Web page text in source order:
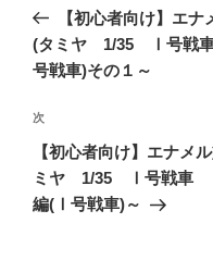
ナ
ビ
ー
シ
ョ
ン
の
投
稿
【初心者向け】エ
(タミヤ 1/35 Ⅰ号戦
号戦車)その１～
次
の
投
稿
次
【初心者向け】エナメ
ミヤ 1/35 Ⅰ号戦車 Ⅱ
編(Ⅰ号戦車)～